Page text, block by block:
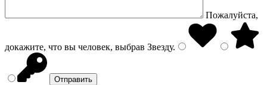
Пожалуйста,
докажите, что вы человек, выбрав Звезду.